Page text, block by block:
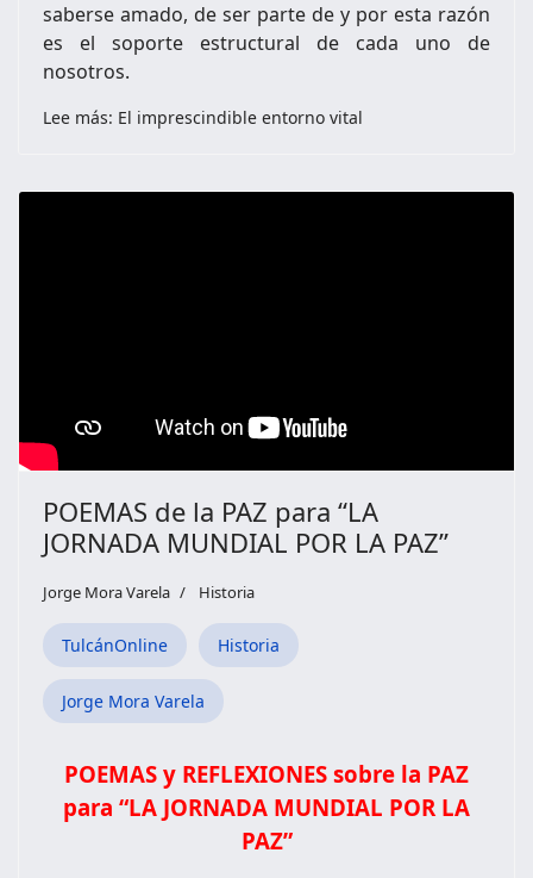
saberse amado, de ser parte de y por esta razón
es el soporte estructural de cada uno de
nosotros.
Lee más: El imprescindible entorno vital
POEMAS de la PAZ para “LA
JORNADA MUNDIAL POR LA PAZ”
Jorge Mora Varela Historia
TulcánOnline Historia
Jorge Mora Varela
POEMAS y REFLEXIONES sobre la PAZ
para “LA JORNADA MUNDIAL POR LA
PAZ”